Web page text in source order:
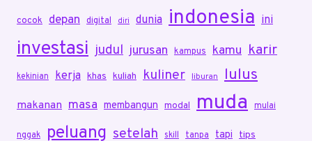
cocok depan digital diri dunia indonesia ini
investasi judul jurusan kampus kamu karir
kekinian kerja khas kuliah kuliner liburan lulus
makanan masa membangun modal muda mulai
nggak peluang setelah skill tanpa tapi tips